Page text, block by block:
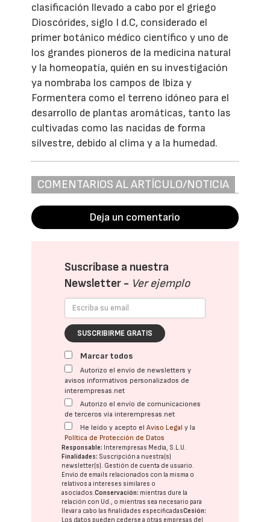
clasificación llevado a cabo por el griego
Dioscórides, siglo I d.C, considerado el
primer botánico médico científico y uno de
los grandes pioneros de la medicina natural
y la homeopatía, quién en su investigación
ya nombraba los campos de Ibiza y
Formentera como el terreno idóneo para el
desarrollo de plantas aromáticas, tanto las
cultivadas como las nacidas de forma
silvestre, debido al clima y a la humedad.
COMENTARIOS AL ARTÍCULO/NOTICIA
Deja un comentario
Suscríbase a nuestra
Newsletter - Ver ejemplo
SUSCRIBIRME GRATIS
Marcar todos
Autorizo el envío de newsletters y
avisos informativos personalizados de
interempresas.net
Autorizo el envío de comunicaciones
de terceros vía interempresas.net
He leído y acepto elAviso Legal y la
Política de Protección de Datos
Responsable: Interempresas Media, S.L.U.
Finalidades: Suscripción a nuestra(s)
newsletter(s). Gestión de cuenta de usuario.
Envío de emails relacionados con la misma o
relativos a intereses similares o
asociados.Conservación: mientras dure la
relación con Ud., o mientras sea necesario para
llevar a cabo las finalidades especificadasCesión:
Los datos pueden cederse a otras empresas del